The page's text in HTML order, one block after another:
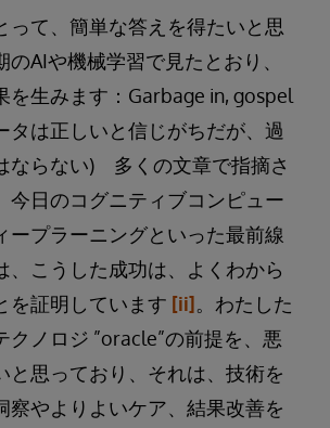
って、簡単な答えを得たいと思
のAIや機械学習で見たとおり、
を生みます：Garbage in, gospel
タは正しいと信じがちだが、過
ならない) 多くの文章で指摘さ
今日のコグニティブコンピュー
ープラーニングといった最前線
、こうした成功は、よくわから
を証明しています [ii]。わたした
クノロジ ”oracle”の前提を、悪
と思っており、それは、技術を
察やよりよいケア、結果改善を